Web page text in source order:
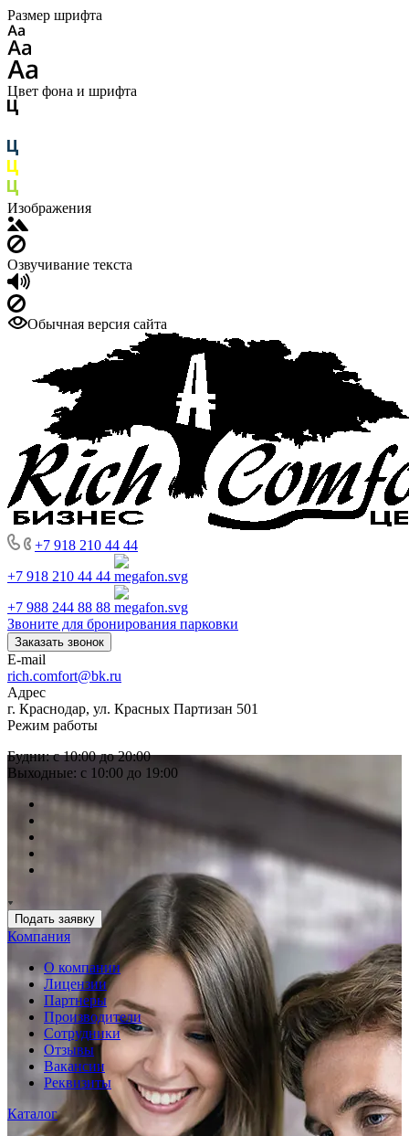
Размер шрифта
Цвет фона и шрифта
Изображения
Озвучивание текста
Обычная версия сайта
+7 918 210 44 44
+7 918 210 44 44
+7 988 244 88 88
Звоните для бронирования парковки
Заказать звонок
E-mail
rich.comfort@bk.ru
Адрес
г. Краснодар, ул. Красных Партизан 501
Режим работы
Будни: с 10:00 до 20:00
Выходные: с 10:00 до 19:00
Подать заявку
Компания
О компании
Лицензии
Партнеры
Производители
Сотрудники
Отзывы
Вакансии
Реквизиты
Каталог